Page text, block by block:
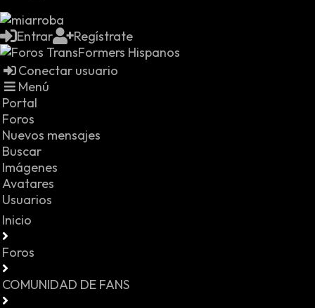
Entrar Regístrate
Conectar usuario
Menú
Portal
Foros
Nuevos mensajes
Buscar
Imágenes
Avatares
Usuarios
Inicio
Foros
COMUNIDAD DE FANS